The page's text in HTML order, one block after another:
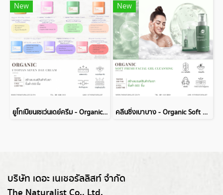
New
ยูโทเปียนเซเว่นเดย์ครีม - Organic Utopian Seven Day Cream
New
คลีนซิ่งเบาบาง - Organic Soft Fresh Facial Gel Cleansing
บริษัท เดอะ เนเชอรัลลิสท์ จำกัด